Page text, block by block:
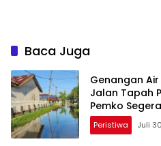
Baca Juga
Genangan
Jalan Tapah
Pemko
Peristiwa Juli